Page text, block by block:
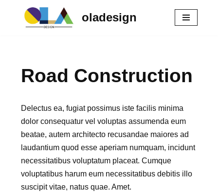
oladesign
Road Construction
Delectus ea, fugiat possimus iste facilis minima
dolor consequatur vel voluptas assumenda eum
beatae, autem architecto recusandae maiores ad
laudantium quod esse aperiam numquam, incidunt
necessitatibus voluptatum placeat. Cumque
voluptatibus harum eum necessitatibus debitis illo
suscipit vitae, natus quae. Amet.